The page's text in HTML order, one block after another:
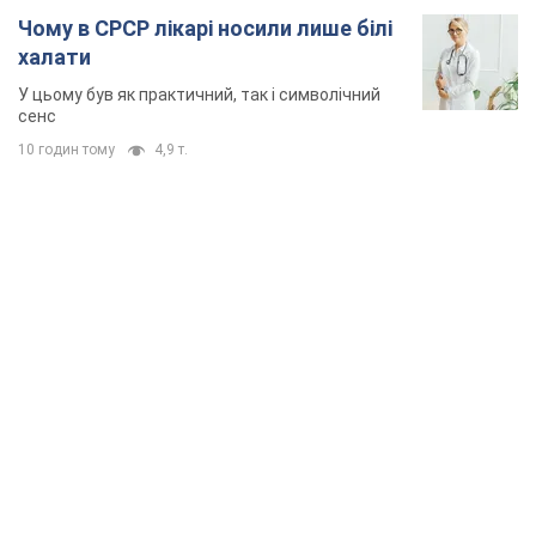
Чому в СРСР лікарі носили лише білі
халати
У цьому був як практичний, так і символічний
сенс
10 годин тому 4,9 т.